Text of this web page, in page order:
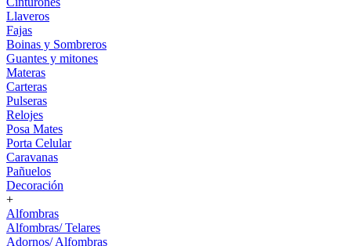
Llaveros
Fajas
Boinas y Sombreros
Guantes y mitones
Materas
Carteras
Pulseras
Relojes
Posa Mates
Porta Celular
Caravanas
Pañuelos
Decoración
+
Alfombras
Alfombras/ Telares
Adornos/ Alfombras